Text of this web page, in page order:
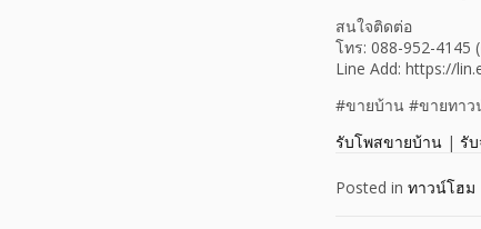
สนใจติดต่อ
โทร: 088-952-4145
Line Add: https://
#ขายบ้าน #ขายทาว
รับโพสขายบ้าน | รั
Posted in ทาวน์โฮม